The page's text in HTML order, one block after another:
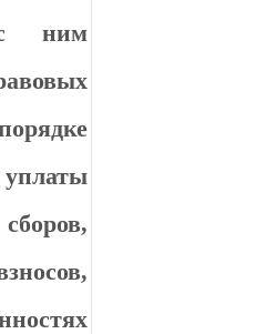
с ним